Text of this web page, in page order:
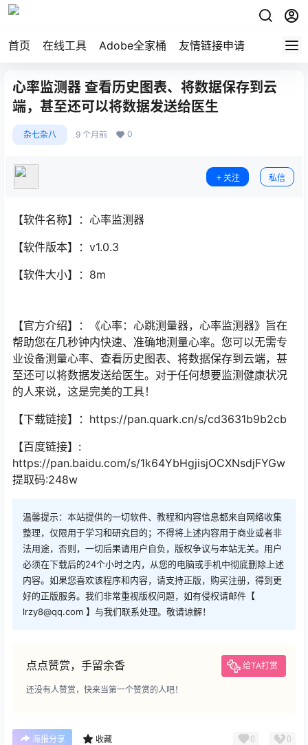
首页 在线工具 Adobe全家桶 友情链接申请
心率监测器 查看历史图表、将数据保存到云
端，甚至还可以将数据发送给医生
杂七杂八 9 个月前 0
关注 私信
【软件名称】：心率监测器
【软件版本】：v1.0.3
【软件大小】：8m
【官方介绍】：《心率：心跳测量器，心率监测器》旨在
帮助您在几秒钟内快速、准确地测量心率。您可以无需专
业设备测量心率、查看历史图表、将数据保存到云端，甚
至还可以将数据发送给医生。对于任何想要监测健康状况
的人来说，这是完美的工具！
【下载链接】：https://pan.quark.cn/s/cd3631b9b2cb
【百度链接】:
https://pan.baidu.com/s/1k64YbHgjisjOCXNsdjFYGw
提取码:248w
温馨提示：本站提供的一切软件、教程和内容信息都来自网络收集
整理，仅限用于学习和研究目的；不得将上述内容用于商业或者非
法用途，否则，一切后果请用户自负，版权争议与本站无关。用户
必须在下载后的24个小时之内，从您的电脑或手机中彻底删除上述
内容。如果您喜欢该程序和内容，请支持正版，购买注册，得到更
好的正版服务。我们非常重视版权问题，如有侵权请邮件【
lrzy8@qq.com 】与我们联系处理。敬请谅解！
点点赞赏，手留余香 给TA打赏
还没有人赞赏，快来当第一个赞赏的人吧！
海报分享 收藏 0 0